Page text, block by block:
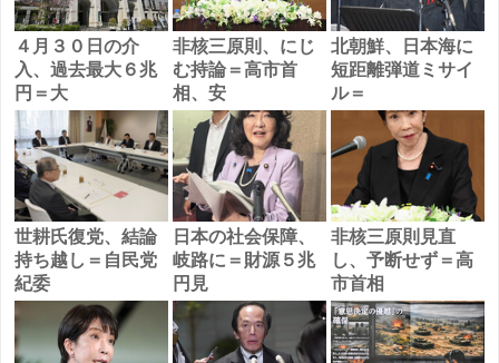
４月３０日の介
入、過去最大６兆
円＝大
非核三原則、にじ
む持論＝高市首
相、安
北朝鮮、日本海に
短距離弾道ミサイ
ル＝
世耕氏復党、結論
持ち越し＝自民党
紀委
日本の社会保障、
岐路に＝財源５兆
円見
非核三原則見直
し、予断せず＝高
市首相